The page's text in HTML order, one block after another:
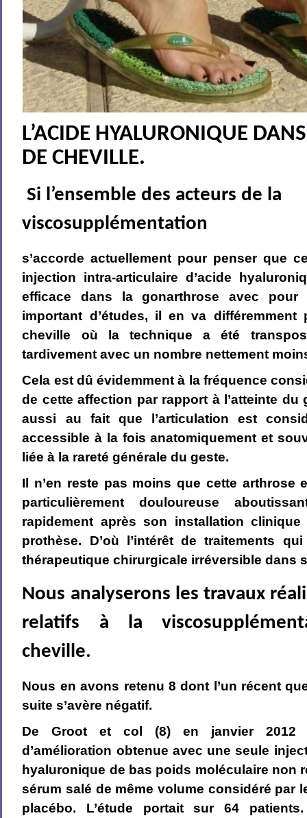
L’ACIDE HYALURONIQUE
DE CHEVILLE.
Si l’ensemble des acteurs de la
viscosupplémentation
s’accorde actuellement pour penser que
injection intra-articulaire d’acide
efficace dans la gonarthrose avec pour
important d’études, il en va différemment
cheville où la technique a été
tardivement avec un nombre nettement
Cela est dû évidemment à la fréquence
de cette affection par rapport à l’atteinte du
aussi au fait que l’articulation est
accessible à la fois anatomiquement et
liée à la rareté générale du geste.
Il n’en reste pas moins que cette arthrose
particulièrement douloureuse
rapidement après son installation
prothèse. D’où l’intérêt de traitements
thérapeutique chirurgicale irréversible dans
Nous analyserons les travaux
relatifs à la
cheville.
Nous en avons retenu 8 dont l’un récent
suite s’avère négatif.
De Groot et col (8) en janvier 2012
d’amélioration obtenue avec une seule
hyaluronique de bas poids moléculaire non
sérum salé de même volume considéré par
placébo. L’étude portait sur 64